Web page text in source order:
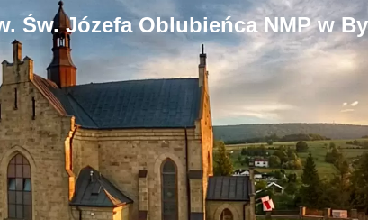
Św. Józefa Oblubieńca NMP w